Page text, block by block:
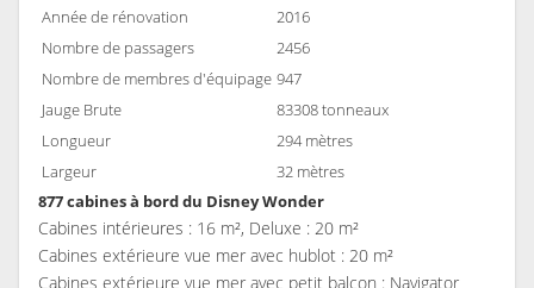
Année de rénovation
2016
Nombre de passagers
2456
Nombre de membres d'équipage 947
Jauge Brute
83308 tonneaux
Longueur
294 mètres
Largeur
32 mètres
877 cabines à bord du Disney Wonder
Cabines intérieures : 16 m², Deluxe : 20 m²
Cabines extérieure vue mer avec hublot : 20 m²
Cabines extérieure vue mer avec petit balcon : Navigator